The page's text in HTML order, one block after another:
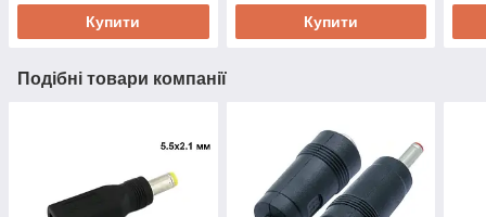
Купити Купити
Подібні товари компанії